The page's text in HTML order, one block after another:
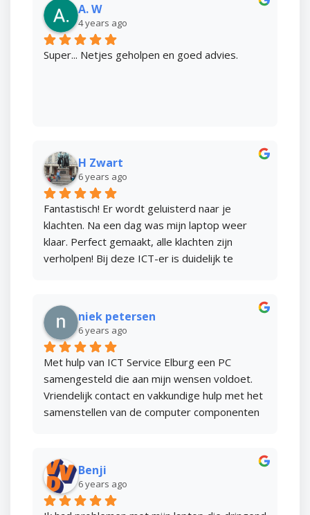
A. W
4 years ago
Super... Netjes geholpen en goed advies.
H Zwart
6 years ago
Fantastisch! Er wordt geluisterd naar je
klachten. Na een dag was mijn laptop weer
klaar. Perfect gemaakt, alle klachten zijn
verholpen! Bij deze ICT-er is duidelijk te
je een mankement hebt aan je pc dan kun je
het beste naar dit bedrijf gaan! Een aanrader!
niek petersen
6 years ago
Met hulp van ICT Service Elburg een PC
samengesteld die aan mijn wensen voldoet.
Vriendelijk contact en vakkundige hulp met het
samenstellen van de computer componenten
contact gezocht met ICT Service Elburg. Op
zeer korte termijn was het al mogelijk de PC
te bouwen en naar mijn wensen in te stellen. Al
met al een snelle service met een goed
Benji
6 years ago